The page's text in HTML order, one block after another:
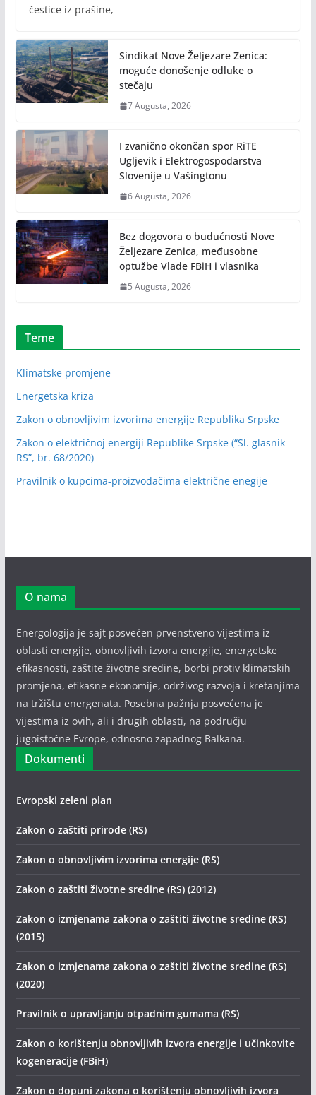
čestice iz prašine,
Sindikat Nove Željezare Zenica:
moguće donošenje odluke o
stečaju
7 Augusta, 2026
I zvanično okončan spor RiTE
Ugljevik i Elektrogospodarstva
Slovenije u Vašingtonu
6 Augusta, 2026
Bez dogovora o budućnosti Nove
Željezare Zenica, međusobne
optužbe Vlade FBiH i vlasnika
5 Augusta, 2026
Teme
Klimatske promjene
Energetska kriza
Zakon o obnovljivim izvorima energije Republika Srpske
Zakon o električnoj energiji Republike Srpske (“Sl. glasnik
RS”, br. 68/2020)
Pravilnik o kupcima-proizvođačima električne enegije
O nama
Energologija je sajt posvećen prvenstveno vijestima iz
oblasti energije, obnovljivih izvora energije, energetske
efikasnosti, zaštite životne sredine, borbi protiv klimatskih
promjena, efikasne ekonomije, održivog razvoja i kretanjima
na tržištu energenata. Posebna pažnja posvećena je
vijestima iz ovih, ali i drugih oblasti, na području
jugoistočne Evrope, odnosno zapadnog Balkana.
Dokumenti
Evropski zeleni plan
Zakon o zaštiti prirode (RS)
Zakon o obnovljivim izvorima energije (RS)
Zakon o zaštiti životne sredine (RS) (2012)
Zakon o izmjenama zakona o zaštiti životne sredine (RS)
(2015)
Zakon o izmjenama zakona o zaštiti životne sredine (RS)
(2020)
Pravilnik o upravljanju otpadnim gumama (RS)
Zakon o korištenju obnovljivih izvora energije i učinkovite
kogeneracije (FBiH)
Zakon o dopuni zakona o korištenju obnovljivih izvora